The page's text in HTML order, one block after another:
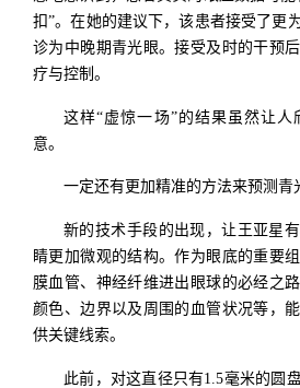
扣”。在她的建议下，该患者接受了更
诊为中晚期青光眼。接受及时的干预
疗与控制。
这样“虚惊一场”的结果虽然让
意。
一定还有更加精准的方法来预测青
新的技术手段的出现，让王亚星
睛更加微观的结构。作为眼底的重要
膜血管、神经纤维进出眼球的必经之
颜色、边界以及周围的血管状况等，
供关键线索。
此前，对这直径只有1.5毫米的圆